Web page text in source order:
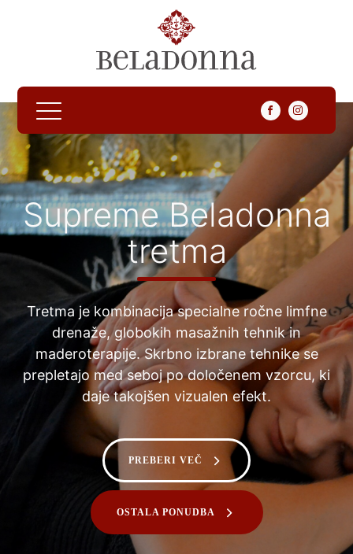
Supreme Beladonna
tretma
Tretma je kombinacija specialne ročne limfne
drenaže, globokih masažnih tehnik in
maderoterapije. Skrbno izbrane tehnike se
prepletajo med seboj po določenem vzorcu, ki
daje takojšen vizualen efekt.
PREBERI VEČ
OSTALA PONUDBA